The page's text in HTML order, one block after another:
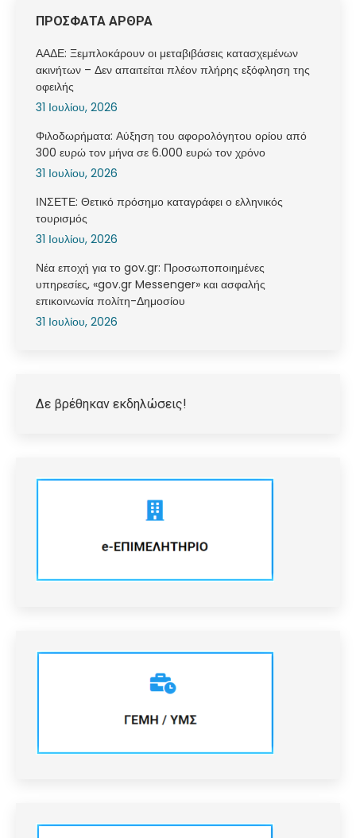
ΠΡΟΣΦΑΤΑ ΑΡΘΡΑ
ΑΑΔΕ: Ξεμπλοκάρουν οι μεταβιβάσεις κατασχεμένων
ακινήτων – Δεν απαιτείται πλέον πλήρης εξόφληση της
οφειλής
31 Ιουλίου, 2026
Φιλοδωρήματα: Αύξηση του αφορολόγητου ορίου από
300 ευρώ τον μήνα σε 6.000 ευρώ τον χρόνο
31 Ιουλίου, 2026
ΙΝΣΕΤΕ: Θετικό πρόσημο καταγράφει ο ελληνικός
τουρισμός
31 Ιουλίου, 2026
Νέα εποχή για το gov.gr: Προσωποποιημένες
υπηρεσίες, «gov.gr Messenger» και ασφαλής
επικοινωνία πολίτη-Δημοσίου
31 Ιουλίου, 2026
Δε βρέθηκαν εκδηλώσεις!